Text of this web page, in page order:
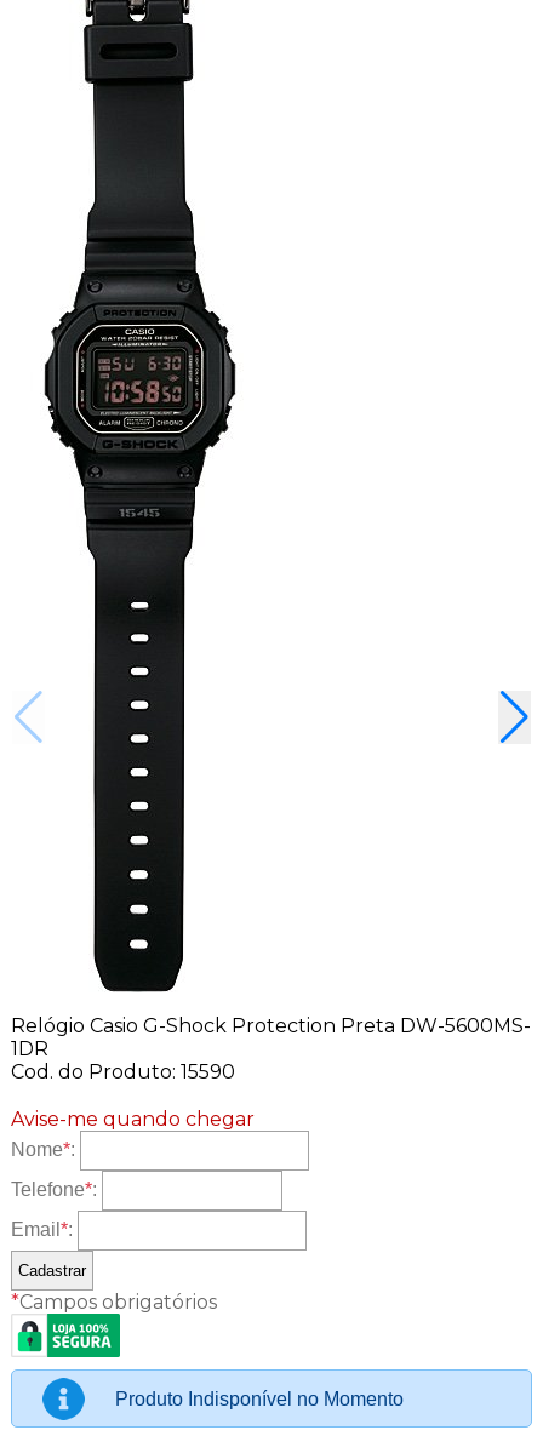
Relógio Casio G-Shock Protection Preta DW-5600MS-
1DR
Cod. do Produto: 15590
Avise-me quando chegar
Nome*:
Telefone*:
Email *:
*Campos obrigatórios
Produto Indisponível no Momento